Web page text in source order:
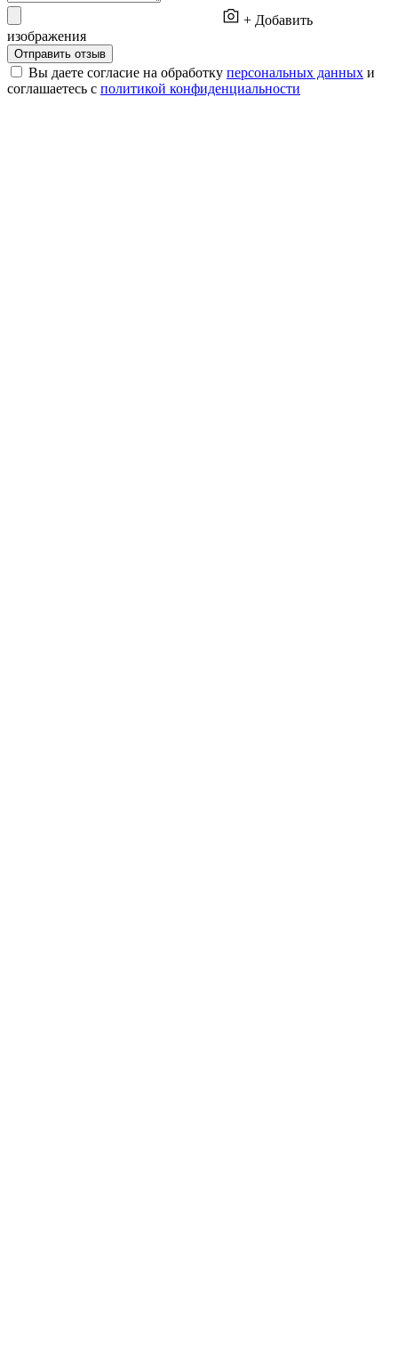
+ Добавить
изображения
Отправить отзыв
Вы даете согласие на обработку персональных данных и
соглашаетесь с политикой конфиденциальности